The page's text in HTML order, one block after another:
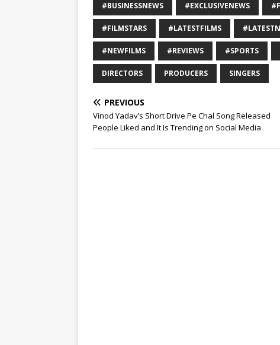
#BUSINESSNEWS #EXCLUSIVENEWS
#FILMSTARS #LATESTFILMS
#NEWFILMS #REVIEWS #SPORTS
DIRECTORS PRODUCERS SINGERS
PREVIOUS
Vinod Yadav’s Short Drive Pe Chal Song Released
People Liked and It Is Trending on Social Media